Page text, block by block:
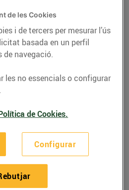
rep els
en la IV
Premis DOP
de les Cookies
i de tercers per mesurar l’ús
basada en un perfil
de navegació.
les no essencials o configurar
de Cookies.
Configurar